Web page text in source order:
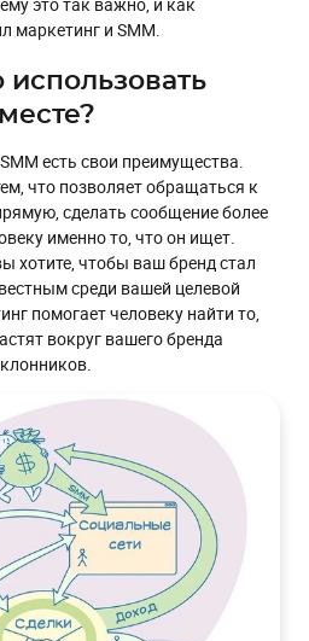
в письмах
с лучшим из соцсетей
письмом предложение
одной конкретной соцсети
маркетинг и SMM.
есть свои преимущества.
что позволяет обращаться к
сделать сообщение более
именно то, что он ищет.
хотите, чтобы ваш бренд стал
среди вашей целевой
помогает человеку найти то,
вокруг вашего бренда